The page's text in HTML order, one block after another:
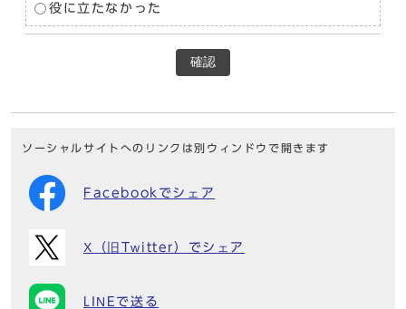
役に立たなかった
確認
ソーシャルサイトへのリンクは別ウィンドウで開きます
Facebookでシェア
X（旧Twitter）でシェア
LINEで送る